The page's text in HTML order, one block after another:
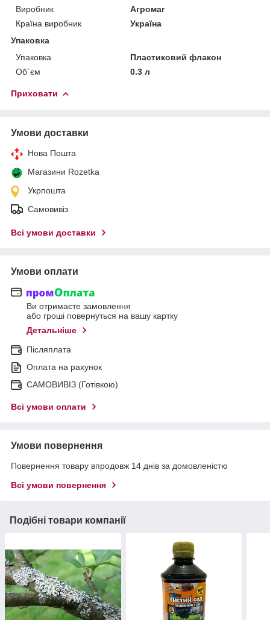
Виробник
Агромаг
Країна виробник
Україна
Упаковка
Упаковка
Пластиковий флакон
Об`єм
0.3 л
Приховати
Умови доставки
Нова Пошта
Магазини Rozetka
Укрпошта
Самовивіз
Всі умови доставки
Умови оплати
Ви отримаєте замовлення
або гроші повернуться на вашу картку
Детальніше
Післяплата
Оплата на рахунок
САМОВИВІЗ (Готівкою)
Всі умови оплати
Умови повернення
Повернення товару впродовж 14 днів за домовленістю
Всі умови повернення
Подібні товари компанії